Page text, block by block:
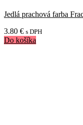
Jedlá prachová farba
3.80 € s DPH
Do košíka